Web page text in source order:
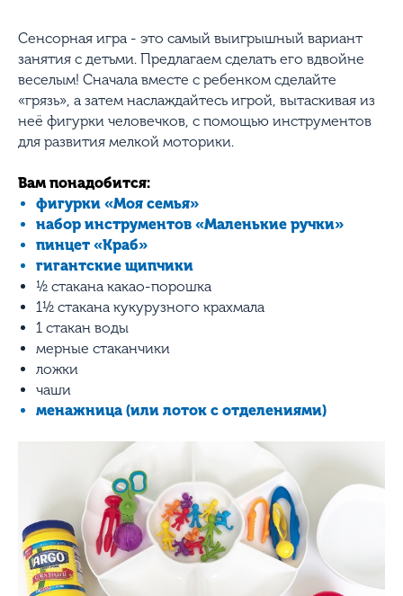
Сенсорная игра - это самый выигрышный вариант
занятия с детьми. Предлагаем сделать его вдвойне
веселым! Сначала вместе с ребенком сделайте
«грязь», а затем наслаждайтесь игрой, вытаскивая из
неё фигурки человечков, с помощью инструментов
для развития мелкой моторики.
Вам понадобится:
фигурки «Моя семья»
набор инструментов «Маленькие ручки»
пинцет «Краб»
гигантские щипчики
½ стакана какао-порошка
1½ стакана кукурузного крахмала
1 стакан воды
мерные стаканчики
ложки
чаши
менажница (или лоток с отделениями)